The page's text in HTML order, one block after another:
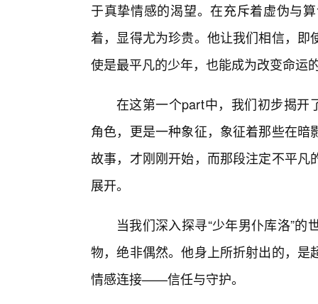
于真挚情感的渴望。在充斥着虚伪与
着，显得尤为珍贵。他让我们相信，
使是最平凡的少年，也能成为改变命运
在这第一个part中，我们初步揭开
角色，更是一种象征，象征着那些在
故事，才刚刚开始，而那段注定不平
展开。
当我们深入探寻“少年男仆库洛”
物，绝非偶然。他身上所折射出的，
情感连接——信任与守护。